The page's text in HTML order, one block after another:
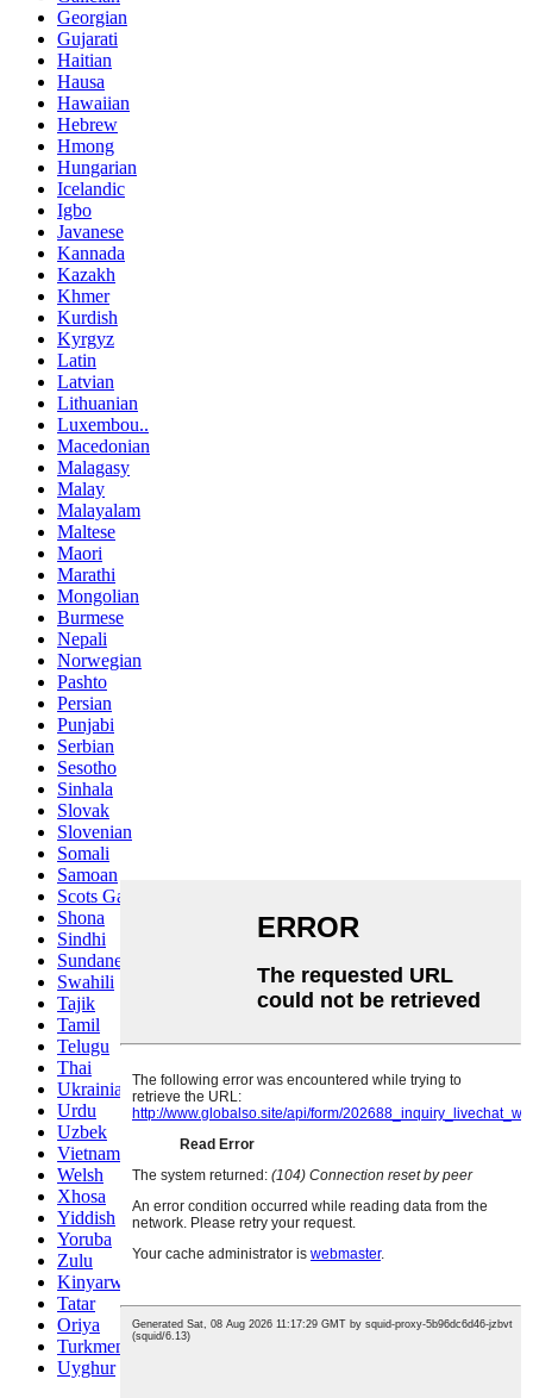
Georgian
Gujarati
Haitian
Hausa
Hawaiian
Hebrew
Hmong
Hungarian
Icelandic
Igbo
Javanese
Kannada
Kazakh
Khmer
Kurdish
Kyrgyz
Latin
Latvian
Lithuanian
Luxembou..
Macedonian
Malagasy
Malay
Malayalam
Maltese
Maori
Marathi
Mongolian
Burmese
Nepali
Norwegian
Pashto
Persian
Punjabi
Serbian
Sesotho
Sinhala
Slovak
Slovenian
Somali
Samoan
Scots Gaelic
Shona
Sindhi
Sundanese
Swahili
Tajik
Tamil
Telugu
Thai
Ukrainian
Urdu
Uzbek
Vietnamese
Welsh
Xhosa
Yiddish
Yoruba
Zulu
Kinyarwanda
Tatar
Oriya
Turkmen
Uyghur